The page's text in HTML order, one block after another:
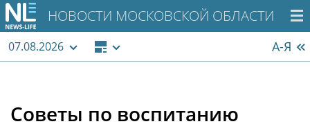
НОВОСТИ МОСКОВСКОЙ ОБЛАСТИ
07.08.2026 А-Я
Советы по воспитанию